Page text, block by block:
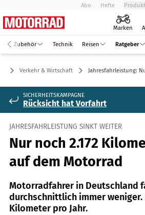
Abo Hefte
Marken
Zubehör Technik Reisen Ratgeber
Verkehr & Wirtschaft Jahresfahrleistung:
SICHERHEITSKAMPAGNE
Rücksicht hat Vorfahrt
JAHRESFAHRLEISTUNG SINKT WEITER
Nur noch 2.172
auf dem Motorrad
Motorradfahrer in Deutschland
durchschnittlich immer weniger.
Kilometer pro Jahr.